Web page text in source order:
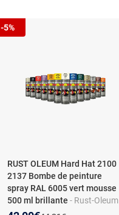
RUST OLEUM Hard Hat 2100
2137 Bombe de peinture
spray RAL 6005 vert mousse
500 ml brillante - Rust-Oleum
Hard Hat RAL 6005 Vert
-5%